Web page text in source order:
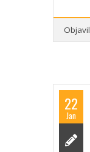
Objavil
22
Jan